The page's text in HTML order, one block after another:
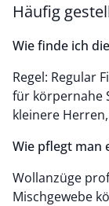
Häufig
Wie finde ich
Regel: Regular
für körpernahe
kleinere
Wie pflegt man
Wollanzüge
Mischgewebe